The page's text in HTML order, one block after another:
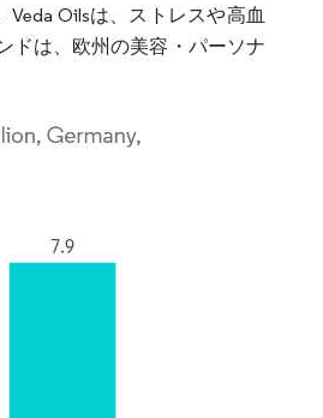
Oilsは、ストレスや高血
ドは、欧州の美容・パーソナ